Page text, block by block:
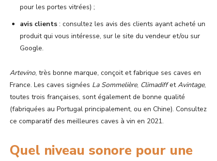
pour les portes vitrées) ;
avis clients : consultez les avis des clients ayant acheté un
produit qui vous intéresse, sur le site du vendeur et/ou sur
Google.
Artevino, très bonne marque, conçoit et fabrique ses caves en
France. Les caves signées La Sommelière, ClimadiffetAvintage,
toutes trois françaises, sont également de bonne qualité
(fabriquées au Portugal principalement, ou en Chine). Consultez
ce comparatif des meilleures caves à vin en 2021.
Quel niveau sonore pour une